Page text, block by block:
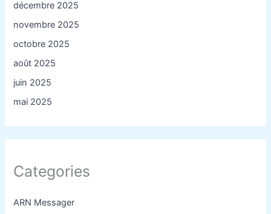
décembre 2025
novembre 2025
octobre 2025
août 2025
juin 2025
mai 2025
Categories
ARN Messager